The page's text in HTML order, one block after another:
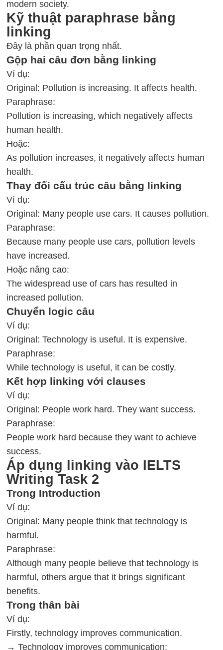
modern society.
Kỹ thuật paraphrase bằng
linking
Đây là phần quan trọng nhất.
Gộp hai câu đơn bằng linking
Ví dụ:
Original: Pollution is increasing. It affects health.
Paraphrase:
Pollution is increasing, which negatively affects
human health.
Hoặc:
As pollution increases, it negatively affects human
health.
Thay đổi cấu trúc câu bằng linking
Ví dụ:
Original: Many people use cars. It causes pollution.
Paraphrase:
Because many people use cars, pollution levels
have increased.
Hoặc nâng cao:
The widespread use of cars has resulted in
increased pollution.
Chuyển logic câu
Ví dụ:
Original: Technology is useful. It is expensive.
Paraphrase:
While technology is useful, it can be costly.
Kết hợp linking với clauses
Ví dụ:
Original: People work hard. They want success.
Paraphrase:
People work hard because they want to achieve
success.
Áp dụng linking vào IELTS
Writing Task 2
Trong Introduction
Ví dụ:
Original: Many people think that technology is
harmful.
Paraphrase:
Although many people believe that technology is
harmful, others argue that it brings significant
benefits.
Trong thân bài
Ví dụ:
Firstly, technology improves communication.
→ Technology improves communication;